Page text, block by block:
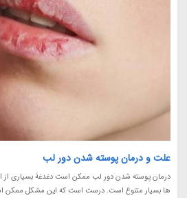
علت و درمان پوسته شدن دور لب
درمان پوسته شدن دور لب ممکن است دغدغۀ بسیاری از
ها بسیار متنوع است. درست است که این مشکل ممکن است